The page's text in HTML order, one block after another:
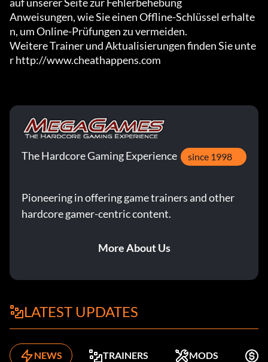
Anweisungen, wie Sie einen Offline-Schlüssel erhalte
n, um Online-Prüfungen zu vermeiden.
Weitere Trainer und Aktualisierungen finden Sie unte
r http://www.cheathappens.com
The Hardcore Gaming Experience since 1998
Pioneering in offering game trainers and other
hardcore gamer-centric content.
More About Us
LATEST UPDATES
NEWS TRAINERS MODS